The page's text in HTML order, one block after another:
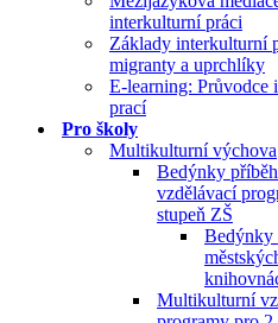
interkulturní práci
Základy interkulturní
migranty a uprchlíky
E-learning: Průvodce
prací
Pro školy
Multikulturní výchova
Bedýnky
vzdělávací
stupeň ZŠ
Bedýnky
Multikulturní